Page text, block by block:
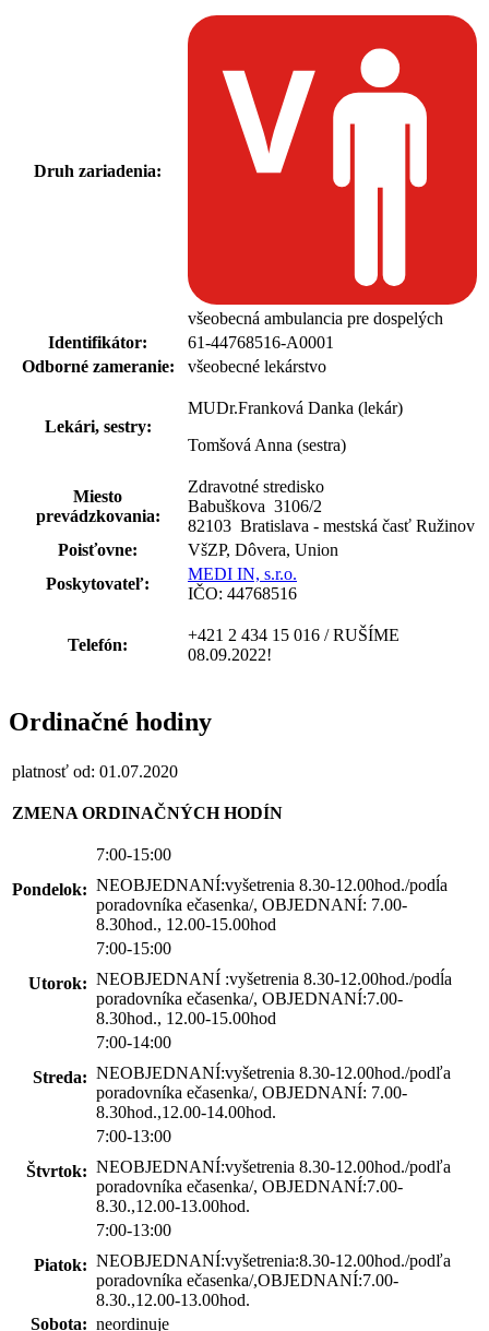
Druh zariadenia:
všeobecná ambulancia pre dospelých
Identifikátor:
61-44768516-A0001
Odborné zameranie:
všeobecné lekárstvo
Lekári, sestry:
MUDr.Franková Danka (lekár)
Tomšová Anna (sestra)
Miesto
prevádzkovania:
Zdravotné stredisko
Babuškova 3106/2
82103 Bratislava - mestská časť Ružinov
Poisťovne:
VšZP, Dôvera, Union
Poskytovateľ:
MEDI IN, s.r.o.
IČO: 44768516
Telefón:
+421 2 434 15 016 / RUŠÍME
08.09.2022!
Ordinačné hodiny
platnosť od: 01.07.2020
ZMENA ORDINAČNÝCH HODÍN
Pondelok:
7:00-15:00
NEOBJEDNANÍ:vyšetrenia 8.30-12.00hod./podĺa
poradovníka ečasenka/, OBJEDNANÍ: 7.00-
8.30hod., 12.00-15.00hod
Utorok:
7:00-15:00
NEOBJEDNANÍ :vyšetrenia 8.30-12.00hod./podĺa
poradovníka ečasenka/, OBJEDNANÍ:7.00-
8.30hod., 12.00-15.00hod
Streda:
7:00-14:00
NEOBJEDNANÍ:vyšetrenia 8.30-12.00hod./podľa
poradovníka ečasenka/, OBJEDNANÍ: 7.00-
8.30hod.,12.00-14.00hod.
Štvrtok:
7:00-13:00
NEOBJEDNANÍ:vyšetrenia 8.30-12.00hod./podľa
poradovníka ečasenka/, OBJEDNANÍ:7.00-
8.30.,12.00-13.00hod.
Piatok:
7:00-13:00
NEOBJEDNANÍ:vyšetrenia:8.30-12.00hod./podľa
poradovníka ečasenka/,OBJEDNANÍ:7.00-
8.30.,12.00-13.00hod.
Sobota: neordinuje